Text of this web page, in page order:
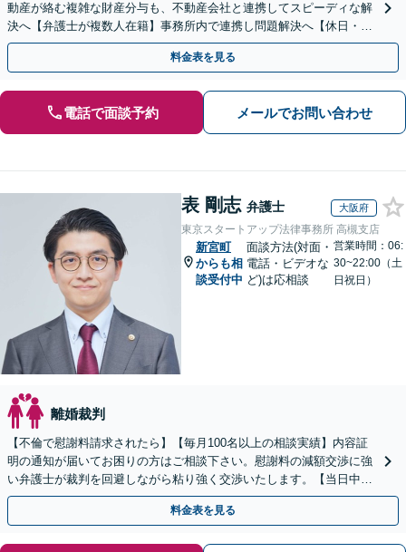
動産が絡む複雑な財産分与も、不動産会社と連携してスピーディな解
決へ【弁護士が複数人在籍】事務所内で連携し問題解決へ【休日・夜
間面談可】【子連れ相談可】【虎ノ門駅1分】
料金表を見る
電話で面談予約 メールでお問い合わせ
表 剛志 弁護士 大阪府
東京スタートアップ法律事務所 高槻支店
新宮町
からも相
談受付中
面談方法(対面・
電話・ビデオな
ど)は応相談
営業時間：06:
30~22:00（土
日祝日）
離婚裁判
【不倫で慰謝料請求されたら】【毎月100名以上の相談実績】内容証
明の通知が届いてお困りの方はご相談下さい。慰謝料の減額交渉に強
い弁護士が裁判を回避しながら粘り強く交渉いたします。【当日中の
相談可(予約制)】【全国対応】
料金表を見る